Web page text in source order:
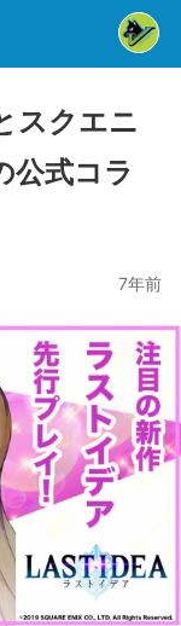
スクエニ
公式コラ
7年前